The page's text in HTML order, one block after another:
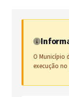
O Município
execução